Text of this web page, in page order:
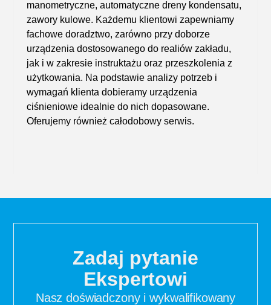
manometryczne, automatyczne dreny kondensatu,
zawory kulowe. Każdemu klientowi zapewniamy
fachowe doradztwo, zarówno przy doborze
urządzenia dostosowanego do realiów zakładu,
jak i w zakresie instruktażu oraz przeszkolenia z
użytkowania. Na podstawie analizy potrzeb i
wymagań klienta dobieramy urządzenia
ciśnieniowe idealnie do nich dopasowane.
Oferujemy również całodobowy serwis.
Zadaj pytanie
Ekspertowi
Nasz doświadczony i wykwalifikowany